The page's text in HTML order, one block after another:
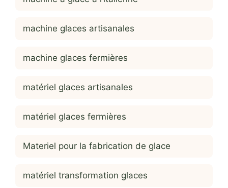
machine glaces artisanales
machine glaces fermières
matériel glaces artisanales
matériel glaces fermières
Materiel pour la fabrication de glace
matériel transformation glaces